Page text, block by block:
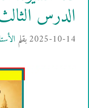
الدرس
2025-10-14بقلم